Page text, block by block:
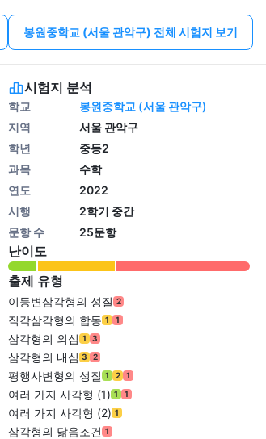
봉원중학교 (서울 관악구) 전체 시험지 보기
시험지 분석
학교
봉원중학교 (서울 관악구)
지역
서울 관악구
학년
중등2
과목
수학
연도
2022
시행
2학기 중간
문항 수
25문항
난이도
출제 유형
이등변삼각형의 성질 2
직각삼각형의 합동 1 1
삼각형의 외심 1 3
삼각형의 내심 3 2
평행사변형의 성질 1 2 1
여러 가지 사각형 (1) 1 1
여러 가지 사각형 (2) 1
삼각형의 닮음조건 1